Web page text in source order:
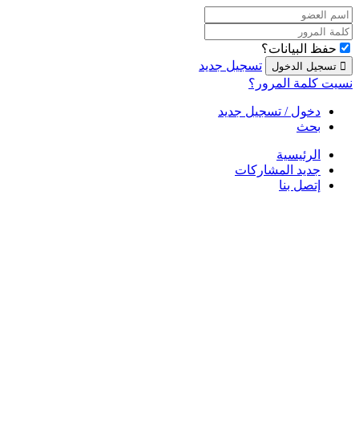
حفظ البيانات؟
تسجيل جديد
نسيت كلمة المرور؟
دخول / تسجيل جديد
بحث
الرئيسية
جديد المشاركات
إتصل بنا